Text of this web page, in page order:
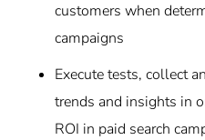
customers when
campaigns
Execute tests, collect
trends and insights in
ROI in paid search